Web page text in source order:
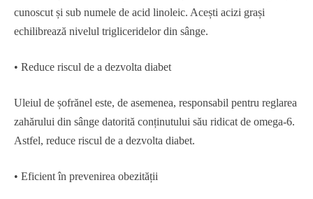
cunoscut și sub numele de acid linoleic. Acești acizi grași
echilibrează nivelul trigliceridelor din sânge.
• Reduce riscul de a dezvolta diabet
Uleiul de șofrănel este, de asemenea, responsabil pentru reglarea
zahărului din sânge datorită conținutului său ridicat de omega-6.
Astfel, reduce riscul de a dezvolta diabet.
• Eficient în prevenirea obezității